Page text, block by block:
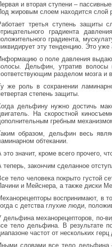
и вторая ступени –
жировым слоем находится слой
третья ступень защиты
градиента
градиента,
эту тенденцию. Это
о поле давления
Дельфин, утратив волосы
разделом мозга и
же роль в сохранении
степень защиты.
дельфину нужно достичь
На скоростной
гребным
образом, дельфин весь
обтекании.
это значит, кроме всего прочего,
теперь, закончим сделанное
тело человека покрыто густой
и Мейснера, а также диски
воспринимают, в
с детства глухие люди,
дельфина механорецепторов, по-
тело дельфина. В результате
частот от нескольких
словами все тело дельфина